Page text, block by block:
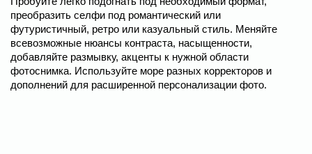
преобразить селфи под романтический или
футуристичный, ретро или казуальный стиль. Меняйте
всевозможные нюансы контраста, насыщенности,
добавляйте размывку, акценты к нужной области
фотоснимка. Используйте море разных корректоров и
дополнений для расширенной персонализации фото.